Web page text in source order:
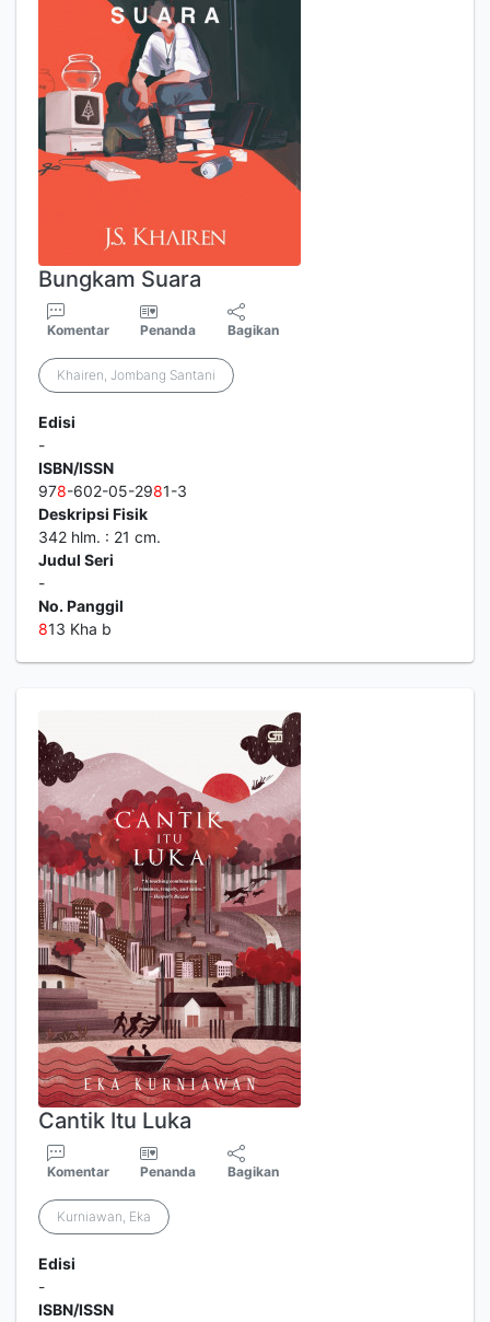
Bungkam Suara
Komentar Penanda Bagikan
Khairen, Jombang Santani
Edisi
-
ISBN/ISSN
978-602-05-2981-3
Deskripsi Fisik
342 hlm. : 21 cm.
Judul Seri
-
No. Panggil
813 Kha b
Cantik Itu Luka
Komentar Penanda Bagikan
Kurniawan, Eka
Edisi
-
ISBN/ISSN